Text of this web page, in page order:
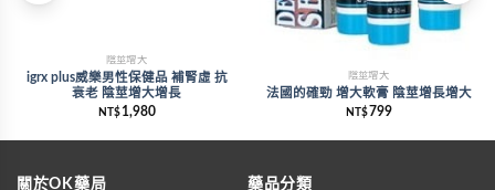
陰莖增大
igrx plus威樂男性保健品 補腎虛 抗
衰老 陰莖增大增長
NT$ 1,980
陰莖增大
法國的確勁 增大軟膏 陰莖增長增大
NT$ 799
關於OK藥局 藥品分類